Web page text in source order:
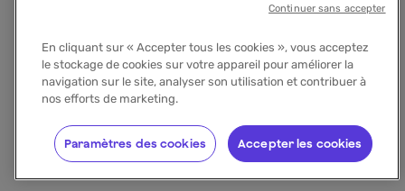
En cliquant sur « Accepter tous les cookies », vous acceptez
le stockage de cookies sur votre appareil pour améliorer la
navigation sur le site, analyser son utilisation et contribuer à
nos efforts de marketing.
Accepter les cookies
Paramètres des cookies
Continuer sans accepter